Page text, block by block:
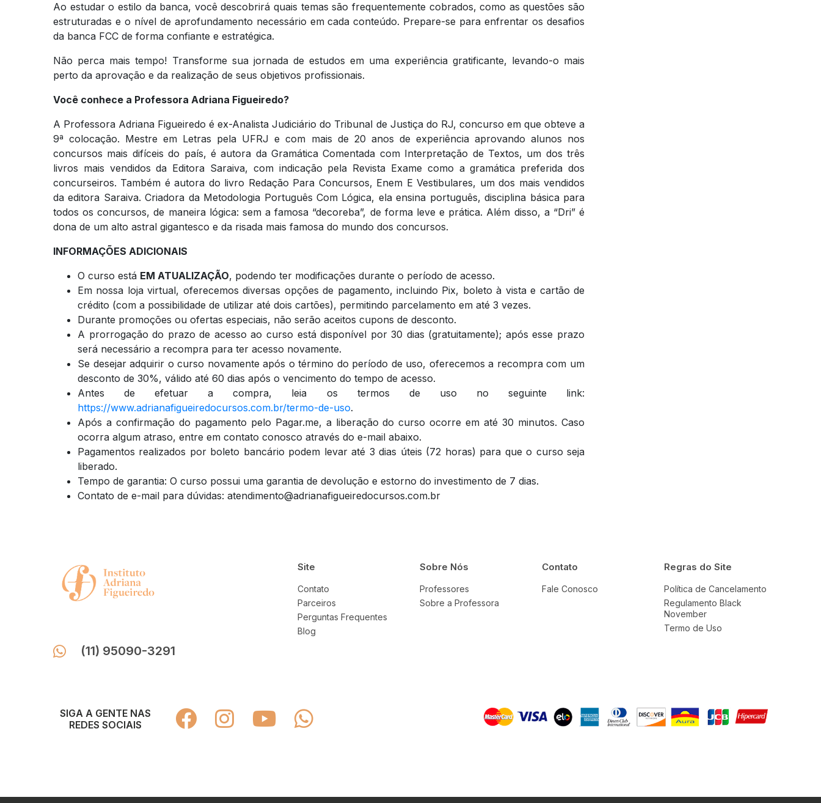
Ao estudar o estilo da banca, você descobrirá quais temas são frequentemente cobrados, como as questões são
estruturadas e o nível de aprofundamento necessário em cada conteúdo. Prepare-se para enfrentar os desafios
da banca FCC de forma confiante e estratégica.
Não perca mais tempo! Transforme sua jornada de estudos em uma experiência gratificante, levando-o mais
perto da aprovação e da realização de seus objetivos profissionais.
Você conhece a Professora Adriana Figueiredo?
A Professora Adriana Figueiredo é ex-Analista Judiciário do Tribunal de Justiça do RJ, concurso em que obteve a
9ª colocação. Mestre em Letras pela UFRJ e com mais de 20 anos de experiência aprovando alunos nos
concursos mais difíceis do país, é autora da Gramática Comentada com Interpretação de Textos, um dos três
livros mais vendidos da Editora Saraiva, com indicação pela Revista Exame como a gramática preferida dos
concurseiros. Também é autora do livro Redação Para Concursos, Enem E Vestibulares, um dos mais vendidos
da editora Saraiva. Criadora da Metodologia Português Com Lógica, ela ensina português, disciplina básica para
todos os concursos, de maneira lógica: sem a famosa “decoreba”, de forma leve e prática. Além disso, a “Dri” é
dona de um alto astral gigantesco e da risada mais famosa do mundo dos concursos.
INFORMAÇÕES ADICIONAIS
O curso está EM ATUALIZAÇÃO, podendo ter modificações durante o período de acesso.
Em nossa loja virtual, oferecemos diversas opções de pagamento, incluindo Pix, boleto à vista e cartão de
crédito (com a possibilidade de utilizar até dois cartões), permitindo parcelamento em até 3 vezes.
Durante promoções ou ofertas especiais, não serão aceitos cupons de desconto.
A prorrogação do prazo de acesso ao curso está disponível por 30 dias (gratuitamente); após esse prazo
será necessário a recompra para ter acesso novamente.
Se desejar adquirir o curso novamente após o término do período de uso, oferecemos a recompra com um
desconto de 30%, válido até 60 dias após o vencimento do tempo de acesso.
Antes de efetuar a compra, leia os termos de uso no seguinte link:
https://www.adrianafigueiredocursos.com.br/termo-de-uso.
Após a confirmação do pagamento pelo Pagar.me, a liberação do curso ocorre em até 30 minutos. Caso
ocorra algum atraso, entre em contato conosco através do e-mail abaixo.
Pagamentos realizados por boleto bancário podem levar até 3 dias úteis (72 horas) para que o curso seja
liberado.
Tempo de garantia: O curso possui uma garantia de devolução e estorno do investimento de 7 dias.
Contato de e-mail para dúvidas: atendimento@adrianafigueiredocursos.com.br
(11) 95090-3291
Site
Contato
Parceiros
Perguntas Frequentes
Blog
Sobre Nós
Professores
Sobre a Professora
Contato
Fale Conosco
Regras do Site
Política de Cancelamento
Regulamento Black
November
Termo de Uso
SIGA A GENTE NAS
REDES SOCIAIS